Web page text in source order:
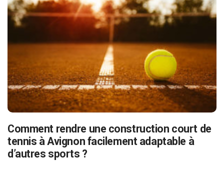
Comment rendre une construction court de
tennis à Avignon facilement adaptable à
d’autres sports ?